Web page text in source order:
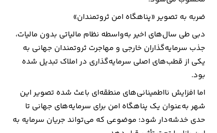
ضربه به تصویر «پناهگاه امن ثروتمندان»
دبی طی سال‌های اخیر به‌واسطه نظام مالیاتی بدون مالیات،
جذب سرمایه‌گذاران خارجی و مهاجرت ثروتمندان جهانی به
یکی از قطب‌های اصلی سرمایه‌گذاری در املاک تبدیل شده
بود.
اما افزایش نااطمینانی‌های منطقه‌ای باعث شده تصویر این
شهر به‌عنوان یک پناهگاه امن برای سرمایه‌های جهانی تا
حدی خدشه‌دار شود؛ موضوعی که می‌تواند جریان سرمایه به